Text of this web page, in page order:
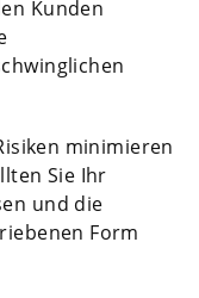
Kunden
minimieren
Sie Ihr
und die
Form